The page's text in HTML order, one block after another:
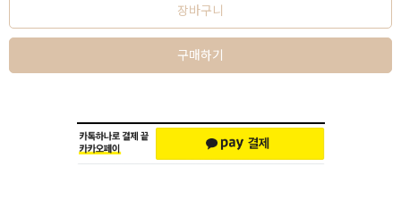
장바구니
구매하기